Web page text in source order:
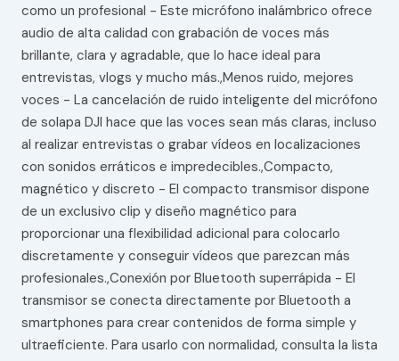
como un profesional - Este micrófono inalámbrico ofrece
audio de alta calidad con grabación de voces más
brillante, clara y agradable, que lo hace ideal para
entrevistas, vlogs y mucho más.,Menos ruido, mejores
voces - La cancelación de ruido inteligente del micrófono
de solapa DJI hace que las voces sean más claras, incluso
al realizar entrevistas o grabar vídeos en localizaciones
con sonidos erráticos e impredecibles.,Compacto,
magnético y discreto - El compacto transmisor dispone
de un exclusivo clip y diseño magnético para
proporcionar una flexibilidad adicional para colocarlo
discretamente y conseguir vídeos que parezcan más
profesionales.,Conexión por Bluetooth superrápida - El
transmisor se conecta directamente por Bluetooth a
smartphones para crear contenidos de forma simple y
ultraeficiente. Para usarlo con normalidad, consulta la lista